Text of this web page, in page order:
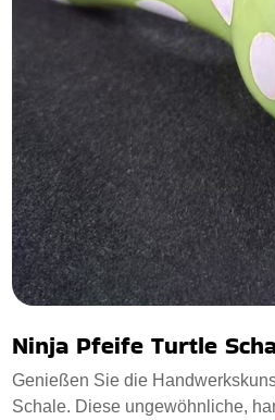
Ninja Pfeife Turtle
Genießen Sie die
Schale. Diese ungewöhnliche,